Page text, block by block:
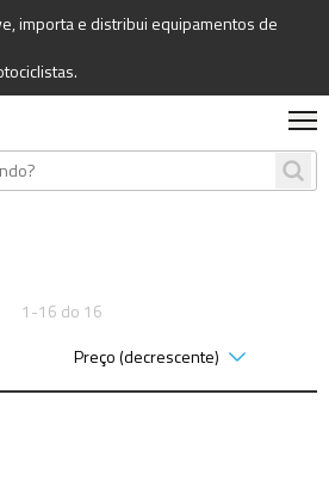
importa e distribui equipamentos de
1-16 do 16